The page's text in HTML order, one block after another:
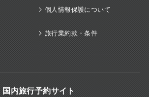
個人情報保護について
旅行業約款・条件
国内旅行予約サイト